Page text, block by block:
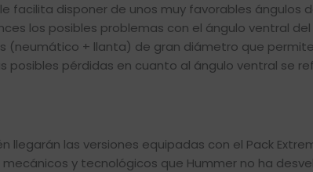
facilita disponer de unos muy favorables ángulos
los posibles problemas con el ángulo ventral
(neumático + llanta) de gran diámetro que
posibles pérdidas en cuanto al ángulo ventral se
llegarán las versiones equipadas con el Pack
y tecnológicos que Hummer no ha